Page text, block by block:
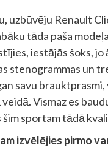
uzbūvēju Renault
tāda paša
iestājās šoks,
stenogrammas un
savu
Vismaz es
sportam tādā
izvēlējies pirmo